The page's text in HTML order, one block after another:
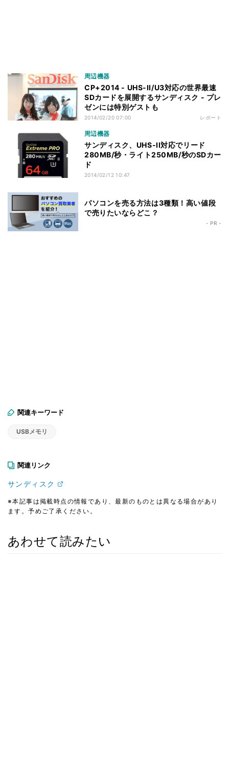
周辺機器
CP+2014 - UHS-II/U3対応の世界最速
SDカードを展開するサンディスク - プレ
ゼンには特別ゲストも
2014/02/20 07:00 レポート
周辺機器
サンディスク、UHS-II対応でリード
280MB/秒・ライト250MB/秒のSDカー
ド
2014/02/12 10:47
パソコンを売る方法は3種類！高い値段
で売りたいならどこ？
- PR -
関連キーワード
USBメモリ
関連リンク
サンディスク
※本記事は掲載時点の情報であり、最新のものとは異なる場合があり
ます。予めご了承ください。
あわせて読みたい